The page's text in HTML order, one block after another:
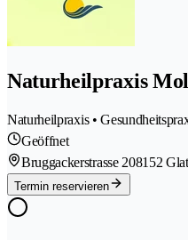
Naturheilpraxis
Naturheilpraxis •
Geöffnet
Bruggackerstrasse 208152
Termin reservieren